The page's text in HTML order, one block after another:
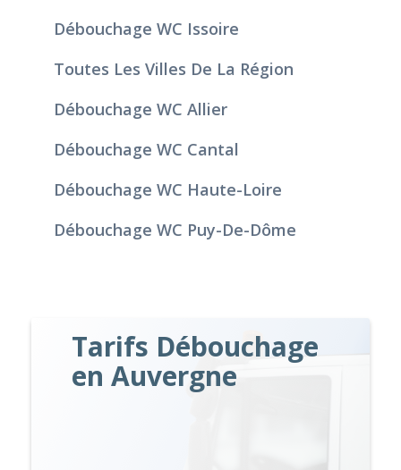
Débouchage WC Issoire
Toutes Les Villes De La Région
Débouchage WC Allier
Débouchage WC Cantal
Débouchage WC Haute-Loire
Débouchage WC Puy-De-Dôme
Tarifs Débouchage
en Auvergne